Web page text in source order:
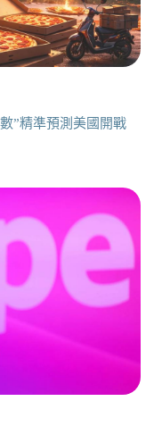
”精準預測美國開戰